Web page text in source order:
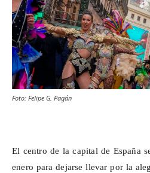
Foto: Felipe G. Pagán
El centro de la capital de España
enero para dejarse llevar por la